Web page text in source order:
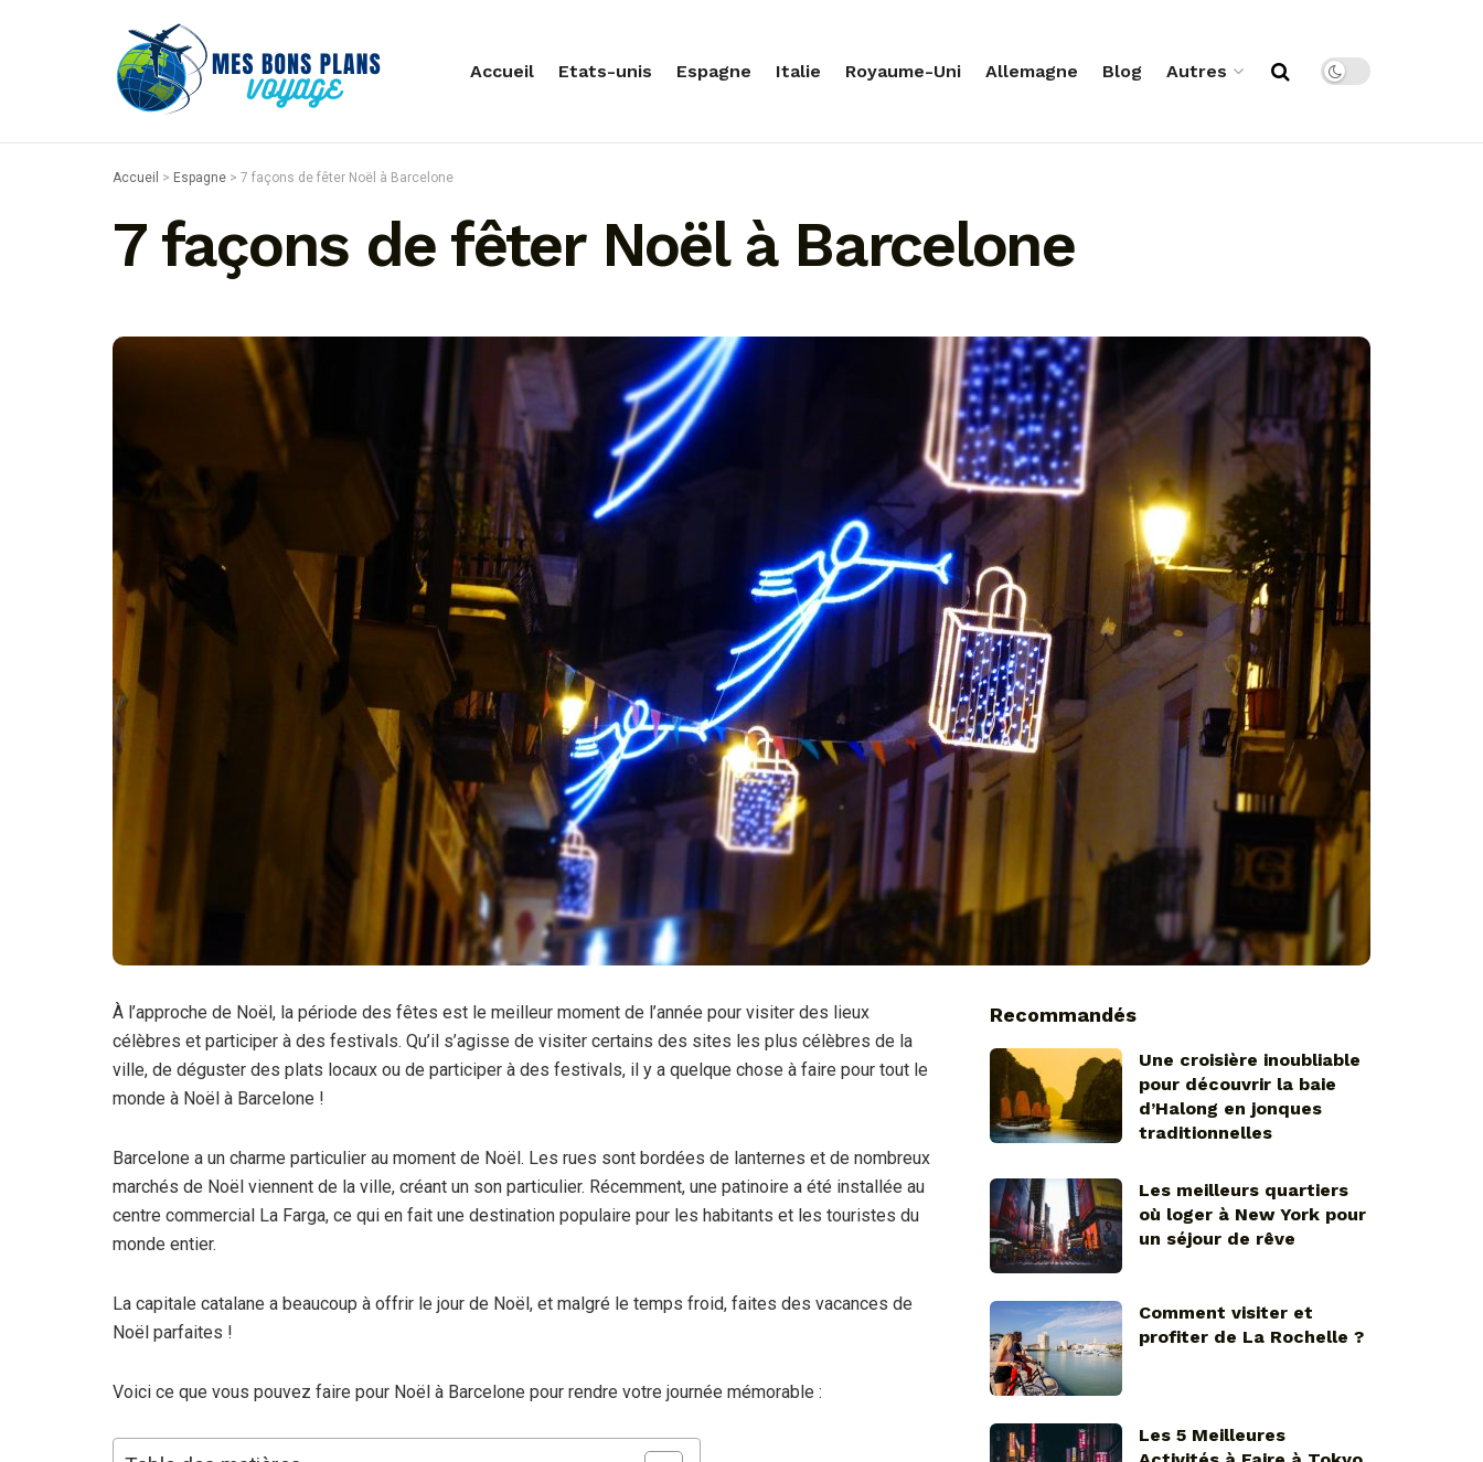
Accueil Etats-unis Espagne Italie Royaume-Uni Allemagne Blog Autres
Accueil > Espagne > 7 façons de fêter Noël à Barcelone
7 façons de fêter Noël à Barcelone
À l’approche de Noël, la période des fêtes est le meilleur moment de l’année pour visiter des lieux
célèbres et participer à des festivals. Qu’il s’agisse de visiter certains des sites les plus célèbres de la
ville, de déguster des plats locaux ou de participer à des festivals, il y a quelque chose à faire pour tout le
monde à Noël à Barcelone !
Barcelone a un charme particulier au moment de Noël. Les rues sont bordées de lanternes et de nombreux
marchés de Noël viennent de la ville, créant un son particulier. Récemment, une patinoire a été installée au
centre commercial La Farga, ce qui en fait une destination populaire pour les habitants et les touristes du
monde entier.
La capitale catalane a beaucoup à offrir le jour de Noël, et malgré le temps froid, faites des vacances de
Noël parfaites !
Voici ce que vous pouvez faire pour Noël à Barcelone pour rendre votre journée mémorable :
Recommandés
Une croisière inoubliable
pour découvrir la baie
d’Halong en jonques
traditionnelles
Les meilleurs quartiers
où loger à New York pour
un séjour de rêve
Comment visiter et
profiter de La Rochelle ?
Les 5 Meilleures